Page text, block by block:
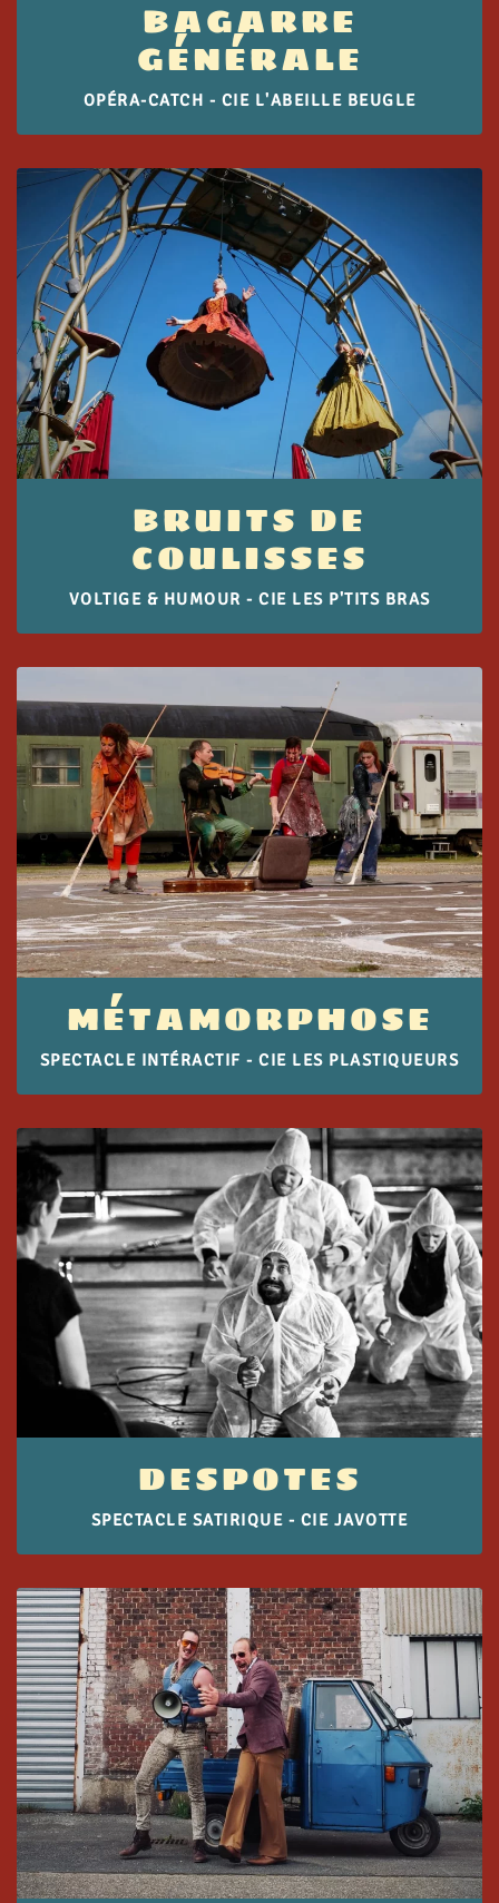
BAGARRE
GÉNÉRALE
OPÉRA-CATCH - CIE L'ABEILLE BEUGLE
BRUITS DE
COULISSES
VOLTIGE & HUMOUR - CIE LES P'TITS BRAS
MÉTAMORPHOSE
SPECTACLE INTÉRACTIF - CIE LES PLASTIQUEURS
DESPOTES
SPECTACLE SATIRIQUE - CIE JAVOTTE